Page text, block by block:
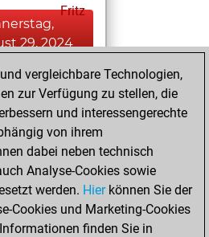
Fritz
29, 2024
You solved 2
studies
Studies
a rating of
13, 2021
vergleichbare Technologien,
zur Verfügung zu stellen, die
und interessengerechte
von ihrem
dabei neben technisch
Analyse-Cookies sowie
werden. Hierkönnen Sie der
Cookies und Marketing-Cookies
finden Sie in